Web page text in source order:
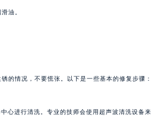
油。
的情况，不要慌张。以下是一些基本的修复步骤：
心进行清洗。专业的技师会使用超声波清洗设备来